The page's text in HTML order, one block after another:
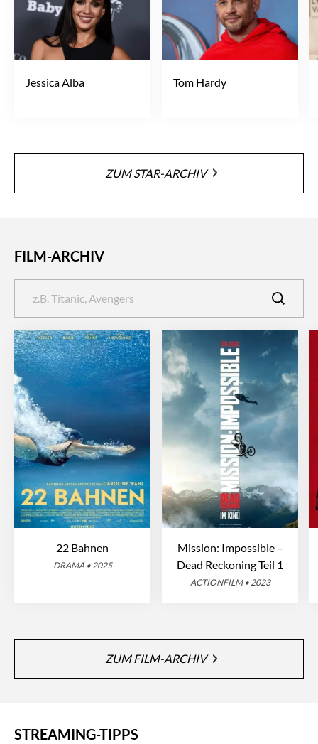
Jessica Alba Tom Hardy
ZUM STAR-ARCHIV
FILM-ARCHIV
22 Bahnen
DRAMA • 2025
Mission: Impossible –
Dead Reckoning Teil 1
ACTIONFILM • 2023
ZUM FILM-ARCHIV
STREAMING-TIPPS